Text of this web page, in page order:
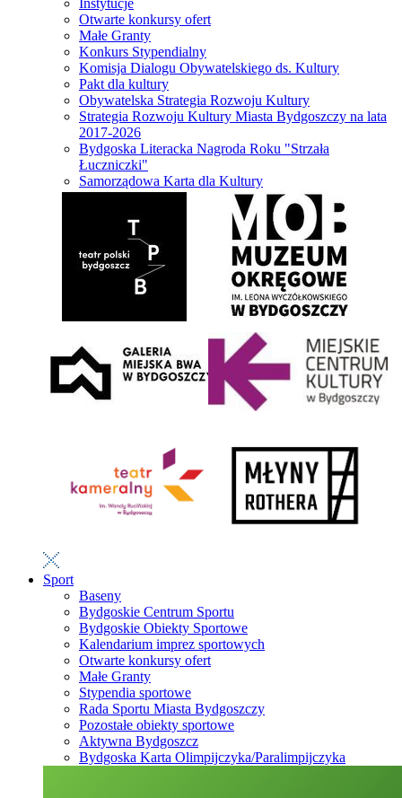
Instytucje
Otwarte konkursy ofert
Małe Granty
Konkurs Stypendialny
Komisja Dialogu Obywatelskiego ds. Kultury
Pakt dla kultury
Obywatelska Strategia Rozwoju Kultury
Strategia Rozwoju Kultury Miasta Bydgoszczy na lata
2017-2026
Bydgoska Literacka Nagroda Roku "Strzała
Łuczniczki"
Samorządowa Karta dla Kultury
Sport
Baseny
Bydgoskie Centrum Sportu
Bydgoskie Obiekty Sportowe
Kalendarium imprez sportowych
Otwarte konkursy ofert
Małe Granty
Stypendia sportowe
Rada Sportu Miasta Bydgoszczy
Pozostałe obiekty sportowe
Aktywna Bydgoszcz
Bydgoska Karta Olimpijczyka/Paralimpijczyka